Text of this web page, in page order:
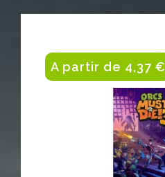
A partir de 4,37 €